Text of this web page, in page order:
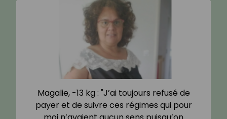
Magalie, -13 kg : "J’ai toujours refusé de
payer et de suivre ces régimes qui pour